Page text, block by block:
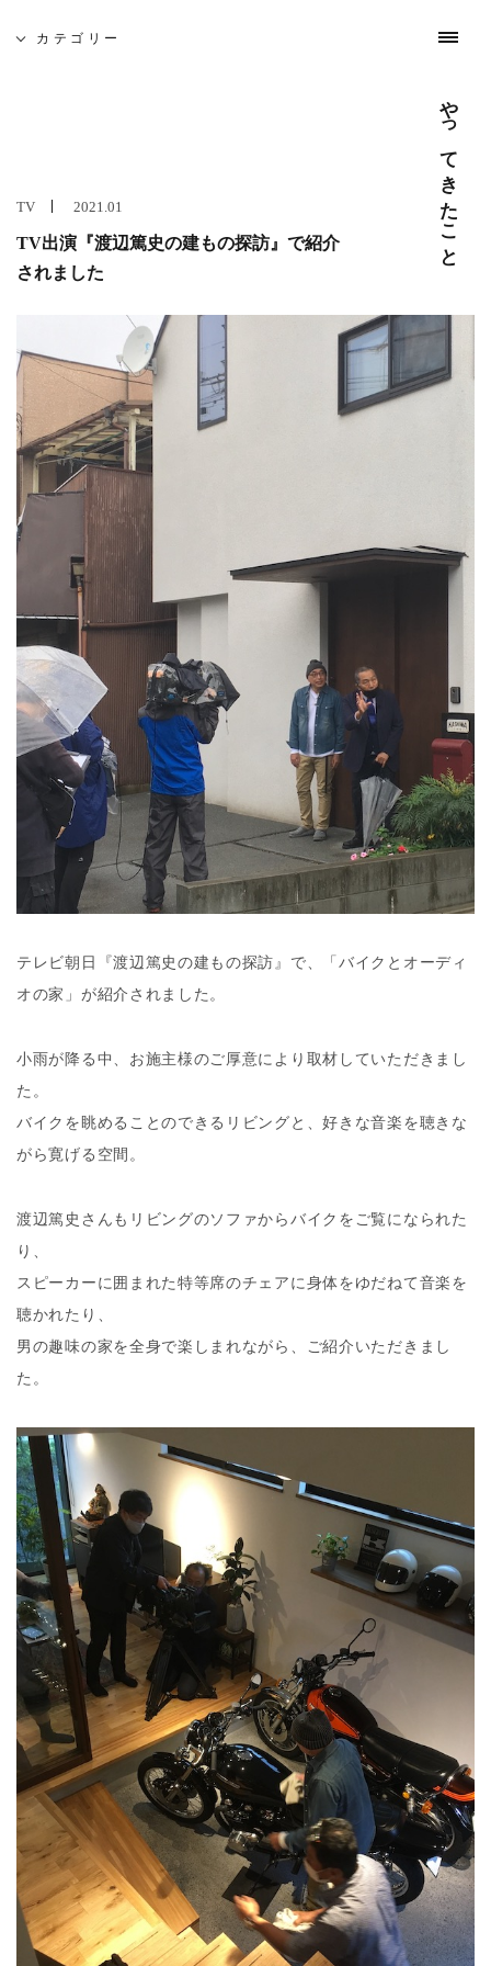
カテゴリー
お問い合わせ
募集と採用
やってきたこと
TV 2021.01
TV出演『渡辺篤史の建もの探訪』で紹介
されました
テレビ朝日『渡辺篤史の建もの探訪』で、「バイクとオーディ
オの家」が紹介されました。
小雨が降る中、お施主様のご厚意により取材していただきまし
た。
バイクを眺めることのできるリビングと、好きな音楽を聴きな
がら寛げる空間。
渡辺篤史さんもリビングのソファからバイクをご覧になられた
り、
スピーカーに囲まれた特等席のチェアに身体をゆだねて音楽を
聴かれたり、
男の趣味の家を全身で楽しまれながら、ご紹介いただきまし
た。
5月19日(土)、佐久間徹設計事務所を会場に「吉祥寺 建築
─ 建築なんでも無料相談
開催日時 : 5月19日(土) 10:00 - 16:00
どんな事でも構いませんのでお気軽にお越し下さい。
また、同時に建築家とつくる家や賃貸マンション・店舗の
模型屋写真を展示します。ご自由にご覧ください。
─ 座談会 「地元に根ざした家づくり」
開催日時 : 5月19日(土) 14:00 - 15:00
吉祥寺周辺で設計致しました、住宅を写真を見ながらご紹
介します。
詳しくは